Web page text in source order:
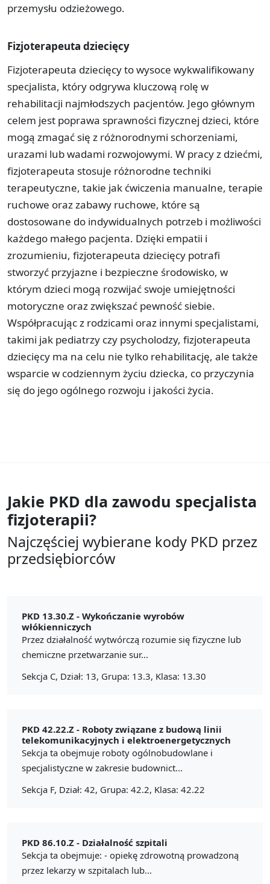
przemysłu odzieżowego.
Fizjoterapeuta dziecięcy
Fizjoterapeuta dziecięcy to wysoce wykwalifikowany
specjalista, który odgrywa kluczową rolę w
rehabilitacji najmłodszych pacjentów. Jego głównym
celem jest poprawa sprawności fizycznej dzieci, które
mogą zmagać się z różnorodnymi schorzeniami,
urazami lub wadami rozwojowymi. W pracy z dziećmi,
fizjoterapeuta stosuje różnorodne techniki
terapeutyczne, takie jak ćwiczenia manualne, terapie
ruchowe oraz zabawy ruchowe, które są
dostosowane do indywidualnych potrzeb i możliwości
każdego małego pacjenta. Dzięki empatii i
zrozumieniu, fizjoterapeuta dziecięcy potrafi
stworzyć przyjazne i bezpieczne środowisko, w
którym dzieci mogą rozwijać swoje umiejętności
motoryczne oraz zwiększać pewność siebie.
Współpracując z rodzicami oraz innymi specjalistami,
takimi jak pediatrzy czy psycholodzy, fizjoterapeuta
dziecięcy ma na celu nie tylko rehabilitację, ale także
wsparcie w codziennym życiu dziecka, co przyczynia
się do jego ogólnego rozwoju i jakości życia.
Jakie PKD dla zawodu specjalista
fizjoterapii?
Najczęściej wybierane kody PKD przez
przedsiębiorców
PKD 13.30.Z - Wykończanie wyrobów
włókienniczych
Przez działalność wytwórczą rozumie się fizyczne lub
chemiczne przetwarzanie sur...
Sekcja C, Dział: 13, Grupa: 13.3, Klasa: 13.30
PKD 42.22.Z - Roboty związane z budową linii
telekomunikacyjnych i elektroenergetycznych
Sekcja ta obejmuje roboty ogólnobudowlane i
specjalistyczne w zakresie budownict...
Sekcja F, Dział: 42, Grupa: 42.2, Klasa: 42.22
PKD 86.10.Z - Działalność szpitali
Sekcja ta obejmuje: - opiekę zdrowotną prowadzoną
przez lekarzy w szpitalach lub...